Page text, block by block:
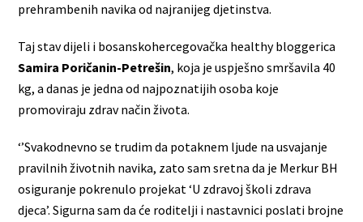
prehrambenih navika od najranijeg djetinstva.
Taj stav dijeli i bosanskohercegovačka healthy bloggerica
Samira Poričanin-Petrešin, koja je uspješno smršavila 40
kg, a danas je jedna od najpoznatijih osoba koje
promoviraju zdrav način života.
‘’Svakodnevno se trudim da potaknem ljude na usvajanje
pravilnih životnih navika, zato sam sretna da je Merkur BH
osiguranje pokrenulo projekat ‘U zdravoj školi zdrava
djeca’. Sigurna sam da će roditelji i nastavnici poslati brojne